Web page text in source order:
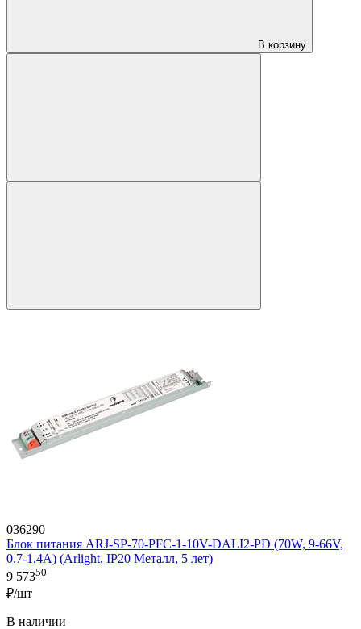
В корзину
036290
Блок питания ARJ-SP-70-PFC-1-10V-DALI2-PD (70W, 9-66V,
0.7-1.4A) (Arlight, IP20 Металл, 5 лет)
9 57350
₽/шт
В наличии